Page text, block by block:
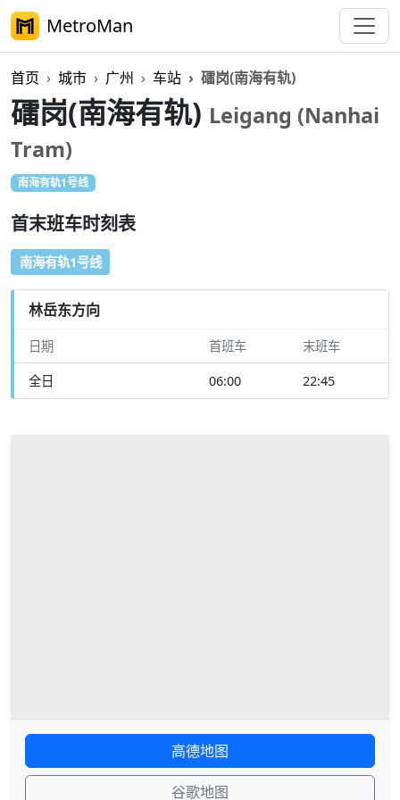
MetroMan
首页 城市 广州 车站 礌岗(南海有轨)
礌岗(南海有轨) Leigang (Nanhai
Tram)
南海有轨1号线
首末班车时刻表
南海有轨1号线
林岳东方向
日期 首班车 末班车
全日 06:00 22:45
高德地图
谷歌地图